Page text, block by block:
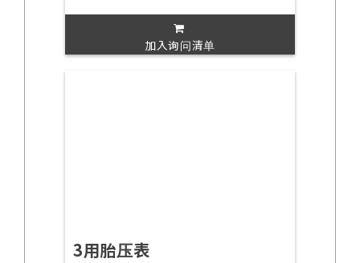
加入询问清单
3用胎压表